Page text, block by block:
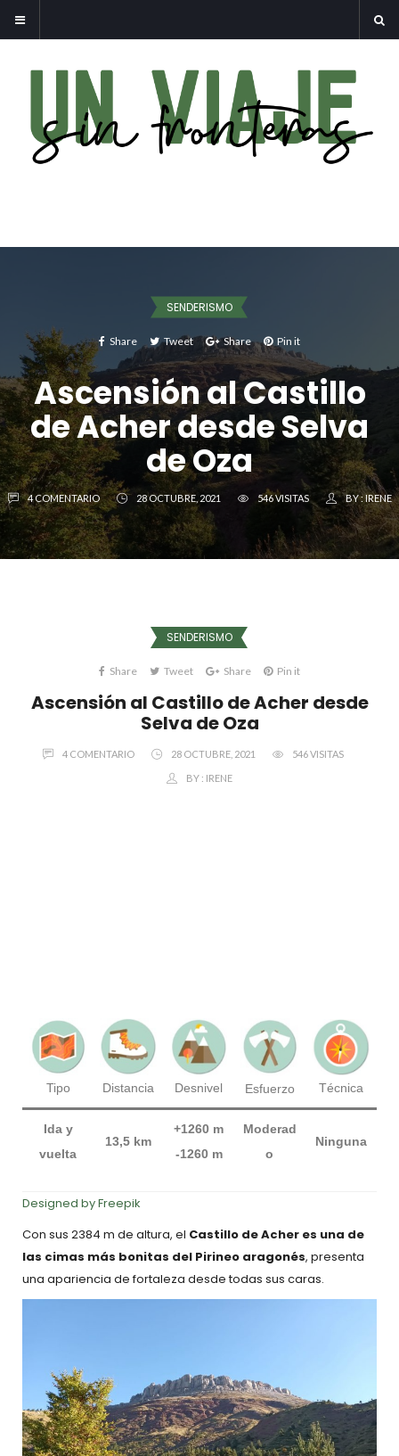
SENDERISMO
Share Tweet Share Pin it
Ascensión al Castillo
de Acher desde Selva
de Oza
4 COMENTARIO 28 OCTUBRE, 2021 546 VISITAS BY :IRENE
SENDERISMO
Share Tweet Share Pin it
Ascensión al Castillo de Acher desde
Selva de Oza
4 COMENTARIO 28 OCTUBRE, 2021 546 VISITAS
BY : IRENE
Tipo Distancia Desnivel Esfuerzo Técnica
Ida y
vuelta
13,5 km
+1260 m
-1260 m
Moderad
o
Ninguna
Designed by Freepik
Con sus 2384 m de altura, el Castillo de Acher es una de
las cimas más bonitas del Pirineo aragonés, presenta
una apariencia de fortaleza desde todas sus caras.